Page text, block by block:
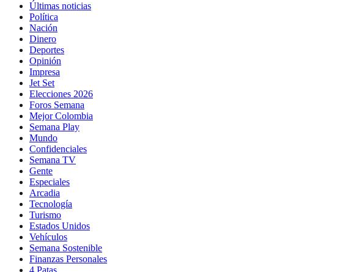
Últimas noticias
Política
Nación
Dinero
Deportes
Opinión
Impresa
Jet Set
Elecciones 2026
Foros Semana
Mejor Colombia
Semana Play
Mundo
Confidenciales
Semana TV
Gente
Especiales
Arcadia
Tecnología
Turismo
Estados Unidos
Vehículos
Semana Sostenible
Finanzas Personales